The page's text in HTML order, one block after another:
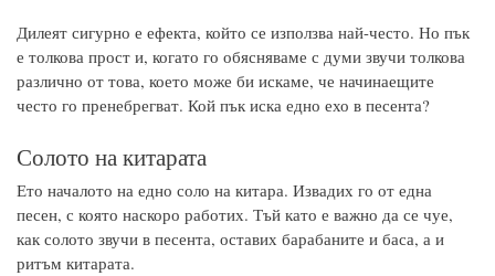
Дилеят сигурно е ефекта, който се използва най-често. Но пък
е толкова прост и, когато го обясняваме с думи звучи толкова
различно от това, което може би искаме, че начинаещите
често го пренебрегват. Кой пък иска едно ехо в песента?
Солото на китарата
Ето началото на едно соло на китара. Извадих го от една
песен, с която наскоро работих. Тъй като е важно да се чуе,
как солото звучи в песента, оставих барабаните и баса, а и
ритъм китарата.